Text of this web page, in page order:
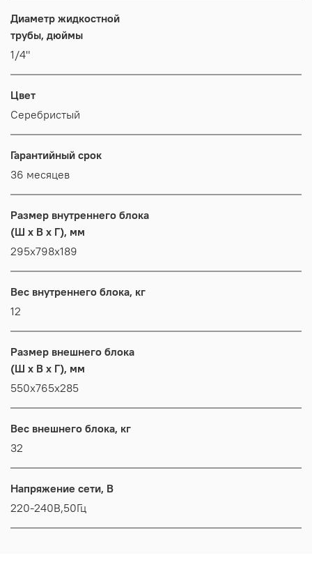
Диаметр жидкостной
трубы, дюймы
1/4"
Цвет
Серебристый
Гарантийный срок
36 месяцев
Размер внутреннего блока
(Ш x В x Г), мм
295x798x189
Вес внутреннего блока, кг
12
Размер внешнего блока
(Ш x В x Г), мм
550x765x285
Вес внешнего блока, кг
32
Напряжение сети, В
220-240В,50Гц